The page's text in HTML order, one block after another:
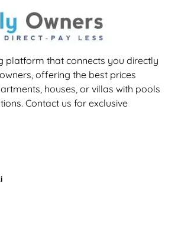
platform that connects you directly
offering the best prices
houses, or villas with pools
Contact us for exclusive